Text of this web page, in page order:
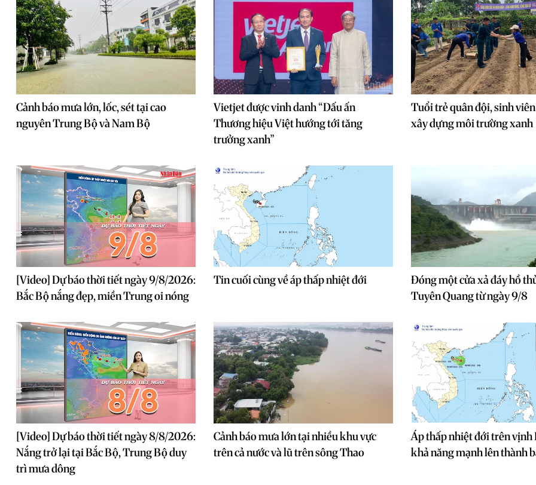
Cảnh báo mưa lớn, lốc, sét tại cao
nguyên Trung Bộ và Nam Bộ
Vietjet được vinh danh “Dấu ấn
Thương hiệu Việt hướng tới tăng
trưởng xanh”
Tuổi trẻ quân đội, sinh
xây dựng môi trường xanh
[Video] Dự báo thời tiết ngày 9/8/2026:
Bắc Bộ nắng đẹp, miền Trung oi nóng
Tin cuối cùng về áp thấp nhiệt đới
Đóng một cửa xả đáy hồ
Tuyên Quang từ ngày 9/8
[Video] Dự báo thời tiết ngày 8/8/2026:
Nắng trở lại tại Bắc Bộ, Trung Bộ duy
trì mưa dông
Cảnh báo mưa lớn tại nhiều khu vực
trên cả nước và lũ trên sông Thao
Áp thấp nhiệt đới trên vịnh
khả năng mạnh lên thành